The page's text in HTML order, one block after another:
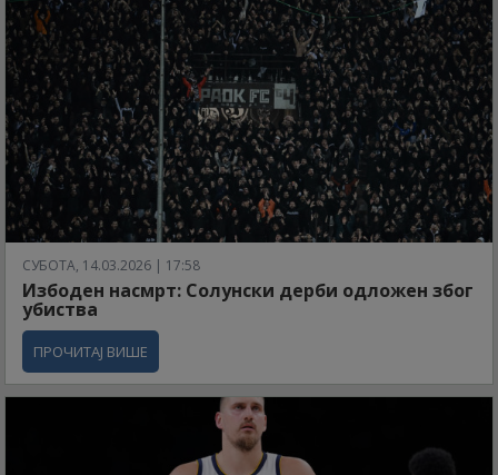
СУБОТА, 14.03.2026 | 17:58
Избоден насмрт: Солунски дерби одложен због
убиства
ПРОЧИТАЈ ВИШЕ